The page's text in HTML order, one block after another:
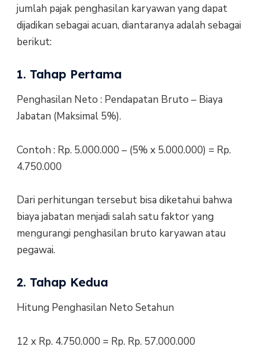
jumlah pajak penghasilan karyawan yang dapat
dijadikan sebagai acuan, diantaranya adalah sebagai
berikut:
1. Tahap Pertama
Penghasilan Neto : Pendapatan Bruto – Biaya
Jabatan (Maksimal 5%).
Contoh : Rp. 5.000.000 – (5% x 5.000.000) = Rp.
4.750.000
Dari perhitungan tersebut bisa diketahui bahwa
biaya jabatan menjadi salah satu faktor yang
mengurangi penghasilan bruto karyawan atau
pegawai.
2. Tahap Kedua
Hitung Penghasilan Neto Setahun
12 x Rp. 4.750.000 = Rp. Rp. 57.000.000